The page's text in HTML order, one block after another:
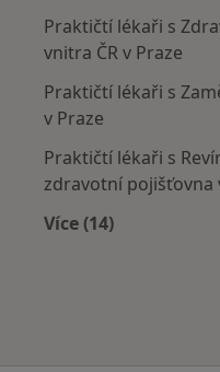
Praktičtí lékaři s
vnitra ČR v Praze
Praktičtí lékaři s
v Praze
Praktičtí lékaři s
zdravotní pojišťovna
Více (14)